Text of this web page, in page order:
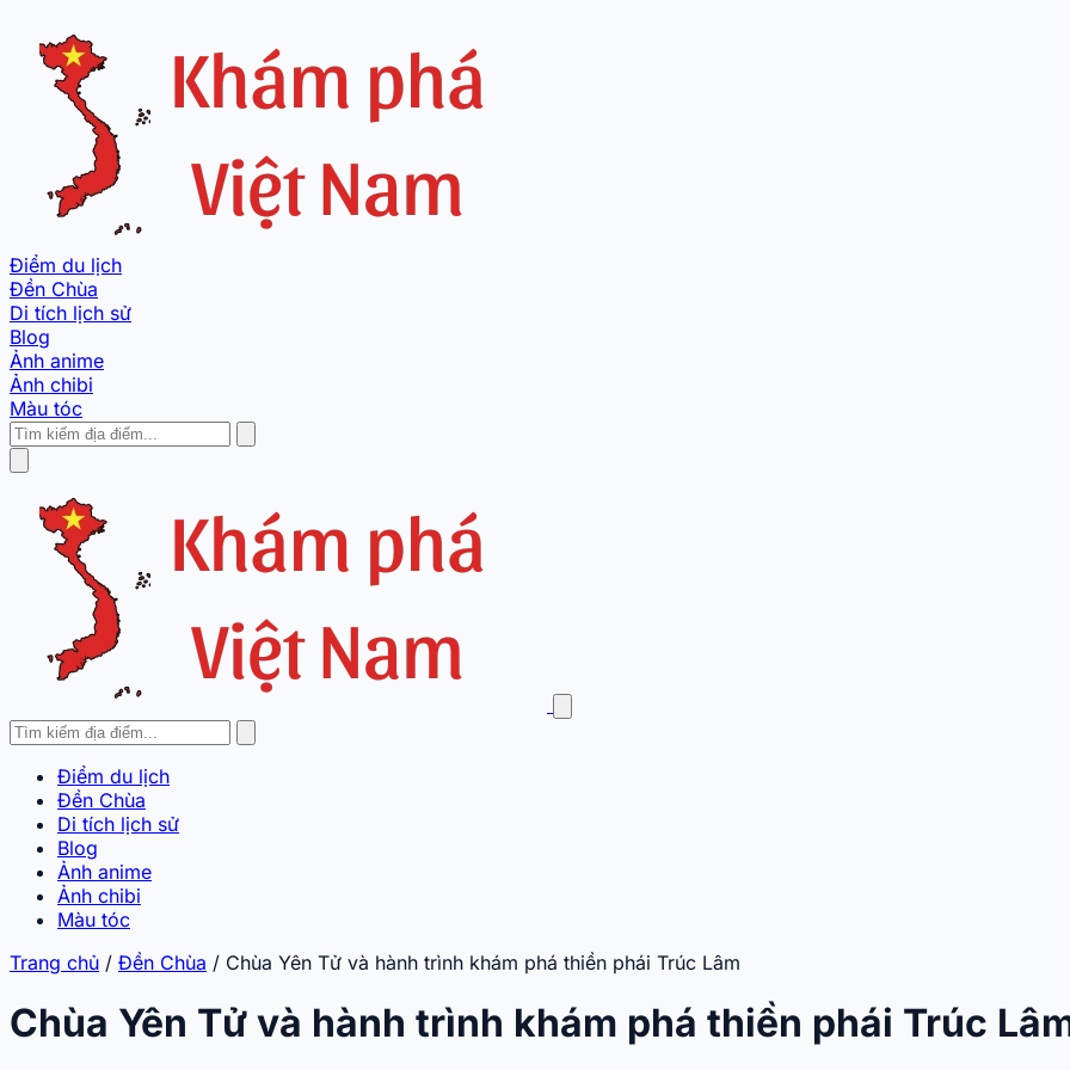
Điểm du lịch
Đền Chùa
Di tích lịch sử
Blog
Ảnh anime
Ảnh chibi
Màu tóc
Điểm du lịch
Đền Chùa
Di tích lịch sử
Blog
Ảnh anime
Ảnh chibi
Màu tóc
Trang chủ / Đền Chùa / Chùa Yên Tử và hành trình khám phá thiền phái Trúc Lâm
Chùa Yên Tử và hành trình khám phá thiền phái Trúc